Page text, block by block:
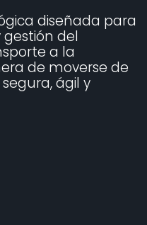
diseñada para
del
a la
de moverse de
ágil y